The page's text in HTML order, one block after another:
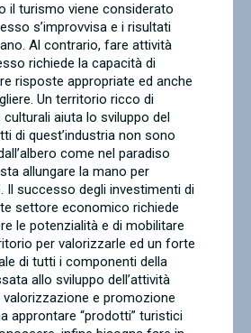
il turismo viene considerato
s’improvvisa e i risultati
Al contrario, fare attività
richiede la capacità di
risposte appropriate ed anche
Un territorio ricco di
aiuta lo sviluppo del
di quest’industria non sono
come nel paradiso
allungare la mano per
Il successo degli investimenti di
settore economico richiede
le potenzialità e di mobilitare
per valorizzarle ed un forte
di tutti i componenti della
allo sviluppo dell’attività
e promozione
approntare “prodotti” turistici